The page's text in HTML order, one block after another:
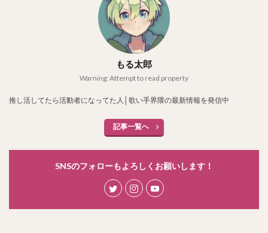
もる太郎
Warning: Attempt to read property
推し活してたら活動者になってた人│歌い手界隈の最新情報を発信中
記事一覧へ
SNSのフォローもよろしくお願いします！